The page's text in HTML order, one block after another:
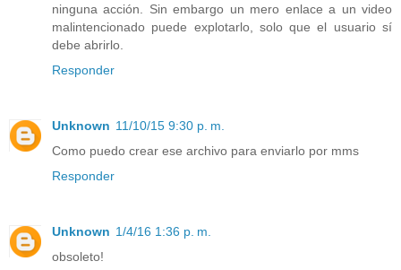
ninguna acción. Sin embargo un mero enlace a un video
malintencionado puede explotarlo, solo que el usuario sí
debe abrirlo.
Responder
Unknown 11/10/15 9:30 p. m.
Como puedo crear ese archivo para enviarlo por mms
Responder
Unknown 1/4/16 1:36 p. m.
obsoleto!